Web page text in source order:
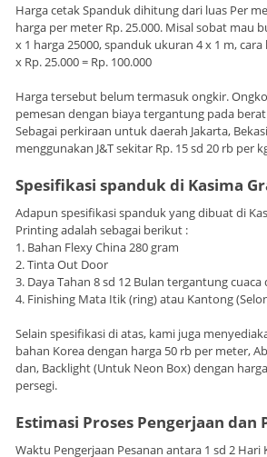
Harga cetak Spanduk dihitung dari luas Per
harga per meter Rp. 25.000. Misal sobat mau
x 1 harga 25000, spanduk ukuran 4 x 1 m,
x Rp. 25.000 = Rp. 100.000
Harga tersebut belum termasuk ongkir.
pemesan dengan biaya tergantung pada
Sebagai perkiraan untuk daerah Jakarta,
menggunakan J&T sekitar Rp. 15 sd 20 rb per
Spesifikasi spanduk di Kasima
Adapun spesifikasi spanduk yang dibuat di
Printing adalah sebagai berikut :
1. Bahan Flexy China 280 gram
2. Tinta Out Door
3. Daya Tahan 8 sd 12 Bulan tergantung
4. Finishing Mata Itik (ring) atau Kantong
Selain spesifikasi di atas, kami juga
bahan Korea dengan harga 50 rb per meter,
dan, Backlight (Untuk Neon Box) dengan
persegi.
Estimasi Proses Pengerjaan dan
Waktu Pengerjaan Pesanan antara 1 sd 2